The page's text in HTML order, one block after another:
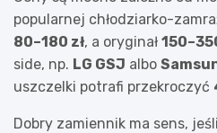
popularnej chłodziarko-
80–180 zł, a oryginał
side, np. LG GSJ albo
uszczelki potrafi przekroczyć
Dobry zamiennik ma sens,